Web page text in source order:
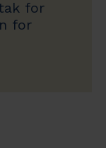
for
for